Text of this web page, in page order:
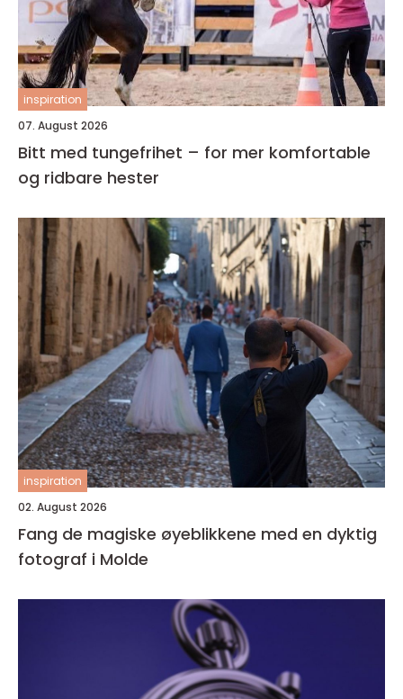
inspiration
07. August 2026
Bitt med tungefrihet – for mer komfortable
og ridbare hester
inspiration
02. August 2026
Fang de magiske øyeblikkene med en dyktig
fotograf i Molde